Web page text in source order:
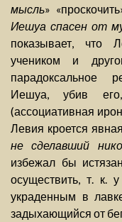
мысль»
Иешуа спасен от
показывает, что
учеником и
парадоксальное
Иешуа, убив
(ассоциативная
Левия кроется
не сделавший
избежал бы
осуществить, т. к.
украденным в
задыхающийся от